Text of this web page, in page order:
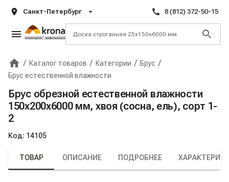
Санкт-Петербург 8 (812) 372-50-15
Главная
/ Каталог товаров / Категории / Брус /
Брус естественной влажности
Брус обрезной естественной влажности
150х200х6000 мм, хвоя (сосна, ель), сорт 1-
2
Код: 14105
Крона
ТОВАР ОПИСАНИЕ ПОДРОБНЕЕ